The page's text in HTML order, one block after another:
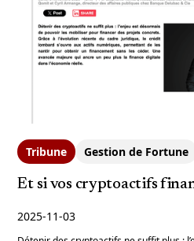
Tribune Gestion de Fortune
Et si vos cryptoactifs
2025-11-03